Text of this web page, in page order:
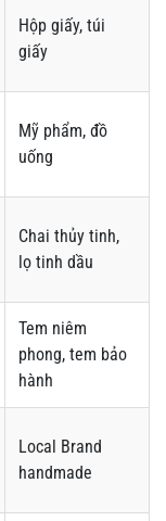
Hộp giấy, túi
giấy
Mỹ phẩm, đồ
uống
Chai thủy tinh,
lọ tinh dầu
Tem niêm
phong, tem bảo
hành
Local Brand
handmade